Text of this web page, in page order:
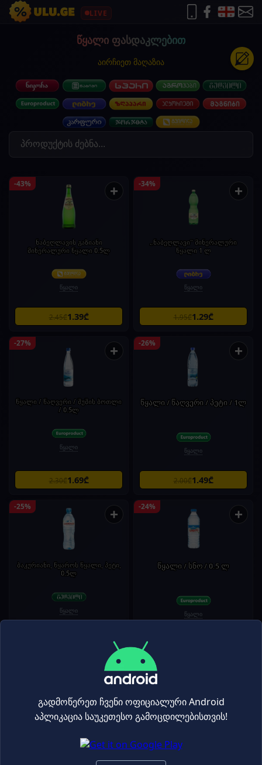
LIVE
წყალი ფასდაკლებით
აირჩიეთ მაღაზია
-43% +
ნაბეღლავის გაზიანი
მინერალური წყალი 0.5ლ
წყალი
2.45₾1.39₾
-34% +
„ნაბეღლავი“ მინერალური
წყალი 1 ლ
წყალი
1.95₾1.29₾
-27% +
წყალი / წაღვერი / შუშის ბოთლი
/ 0.5ლ
წყალი
2.30₾1.69₾
-26% +
წყალი / წაღვერი / პეტი / 1ლ
წყალი
2.00₾1.49₾
-25% +
ბაკურიანი, წყაროს წყალი, პეტი,
0.5ლ
წყალი
-24% +
წყალი / სნო / 0.5 ლ
წყალი
+ -20%
გადმოწერეთ ჩვენი ოფიციალური Android
აპლიკაცია საუკეთესო გამოცდილებისთვის!